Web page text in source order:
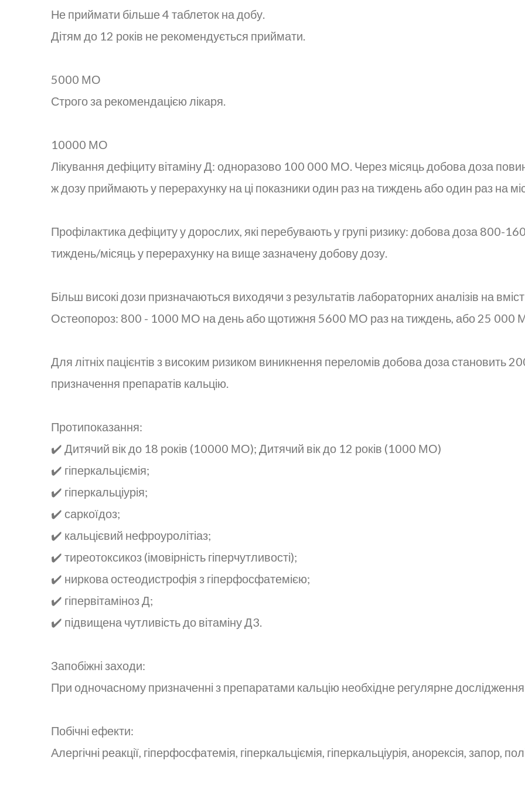
Не приймати більше 4 таблеток на добу.
Дітям до 12 років не рекомендується приймати.
5000 МО
Строго за рекомендацією лікаря.
10000 МО
Лікування дефіциту вітаміну Д: одноразово 100 000 МО. Через місяць добова доза
ж дозу приймають у перерахунку на ці показники один раз на тиждень або один раз на
Профілактика дефіциту у дорослих, які перебувають у групі ризику: добова доза 800-
тиждень/місяць у перерахунку на вище зазначену добову дозу.
Більш високі дози призначаються виходячи з результатів лабораторних аналізів на
Остеопороз: 800 - 1000 МО на день або щотижня 5600 МО раз на тиждень, або 25 000
Для літніх пацієнтів з високим ризиком виникнення переломів добова доза становить
призначення препаратів кальцію.
Протипоказання:
✔️ Дитячий вік до 18 років (10000 МО); Дитячий вік до 12 років (1000 МО)
✔️ гіперкальціємія;
✔️ гіперкальціурія;
✔️ саркоїдоз;
✔️ кальцієвий нефроуролітіаз;
✔️ тиреотоксикоз (імовірність гіперчутливості);
✔️ ниркова остеодистрофія з гіперфосфатемією;
✔️ гіпервітаміноз Д;
✔️ підвищена чутливість до вітаміну Д3.
Запобіжні заходи:
При одночасному призначенні з препаратами кальцію необхідне регулярне дослідження
Побічні ефекти:
Алергічні реакції, гіперфосфатемія, гіперкальціємія, гіперкальціурія, анорексія, запор,